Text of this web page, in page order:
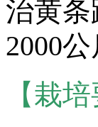
治黄
2000公
【栽